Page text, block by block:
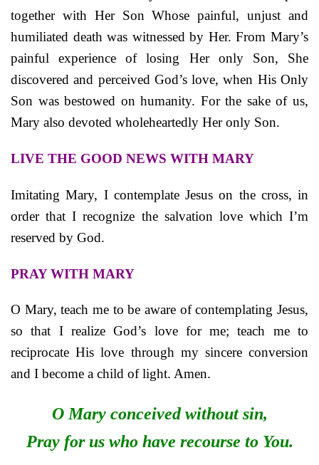
together with Her Son Whose painful, unjust and
humiliated death was witnessed by Her. From Mary’s
painful experience of losing Her only Son, She
discovered and perceived God’s love, when His Only
Son was bestowed on humanity. For the sake of us,
Mary also devoted wholeheartedly Her only Son.
LIVE THE GOOD NEWS WITH MARY
Imitating Mary, I contemplate Jesus on the cross, in
order that I recognize the salvation love which I’m
reserved by God.
PRAY WITH MARY
O Mary, teach me to be aware of contemplating Jesus,
so that I realize God’s love for me; teach me to
reciprocate His love through my sincere conversion
and I become a child of light. Amen.
O Mary conceived without sin,
Pray for us who have recourse to You.